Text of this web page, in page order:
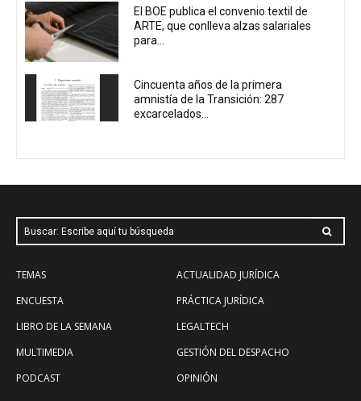
El BOE publica el convenio textil de
ARTE, que conlleva alzas salariales
para...
Cincuenta años de la primera
amnistía de la Transición: 287
excarcelados...
Buscar: Escribe aquí tu búsqueda
TEMAS
ENCUESTA
LIBRO DE LA SEMANA
MULTIMEDIA
PODCAST
ACTUALIDAD JURÍDICA
PRÁCTICA JURÍDICA
LEGALTECH
GESTIÓN DEL DESPACHO
OPINIÓN